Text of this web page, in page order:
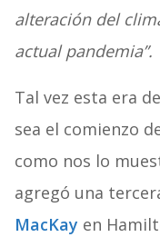
alteración del
actual pandemia”.
Tal vez esta era
sea el comienzo
como nos lo
agregó una
MacKay en